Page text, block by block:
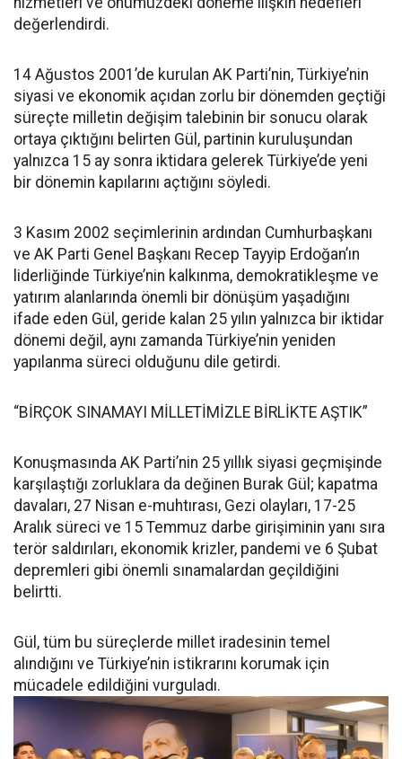
değerlendirdi.
14 Ağustos 2001’de kurulan AK Parti’nin, Türkiye’nin
siyasi ve ekonomik açıdan zorlu bir dönemden geçtiği
süreçte milletin değişim talebinin bir sonucu olarak
ortaya çıktığını belirten Gül, partinin kuruluşundan
yalnızca 15 ay sonra iktidara gelerek Türkiye’de yeni
bir dönemin kapılarını açtığını söyledi.
3 Kasım 2002 seçimlerinin ardından Cumhurbaşkanı
ve AK Parti Genel Başkanı Recep Tayyip Erdoğan’ın
liderliğinde Türkiye’nin kalkınma, demokratikleşme ve
yatırım alanlarında önemli bir dönüşüm yaşadığını
ifade eden Gül, geride kalan 25 yılın yalnızca bir iktidar
dönemi değil, aynı zamanda Türkiye’nin yeniden
yapılanma süreci olduğunu dile getirdi.
“BİRÇOK SINAMAYI MİLLETİMİZLE BİRLİKTE AŞTIK”
Konuşmasında AK Parti’nin 25 yıllık siyasi geçmişinde
karşılaştığı zorluklara da değinen Burak Gül; kapatma
davaları, 27 Nisan e-muhtırası, Gezi olayları, 17-25
Aralık süreci ve 15 Temmuz darbe girişiminin yanı sıra
terör saldırıları, ekonomik krizler, pandemi ve 6 Şubat
depremleri gibi önemli sınamalardan geçildiğini
belirtti.
Gül, tüm bu süreçlerde millet iradesinin temel
alındığını ve Türkiye’nin istikrarını korumak için
mücadele edildiğini vurguladı.